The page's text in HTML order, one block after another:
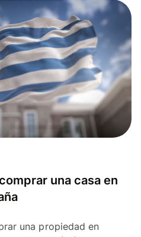
una casa en
una propiedad en